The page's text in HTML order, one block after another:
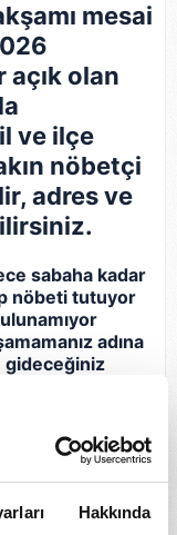
Hakkında
mesai
açık olan
ve ilçe
nöbetçi
adres ve
sabaha kadar
nöbeti tutuyor
adına
gideceğiniz
Bilgileri